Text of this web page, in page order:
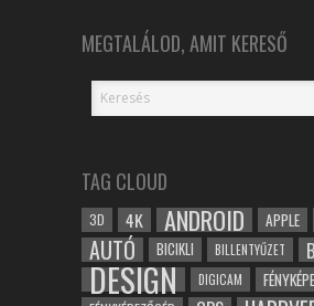
MEGTALÁLOD, AMIT KERESŐ
TAG CLOUD
3D 4K ANDROID APPLE
AUTÓ BICIKLI BILLENTYŰZET
DESIGN DIGICAM